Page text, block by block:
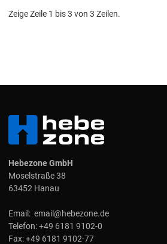
Zeige Zeile 1 bis 3 von 3 Zeilen.
Hebezone GmbH
Moselstraße 38
63452 Hanau
Email: email@hebezone.de
Telefon:+49 6181 9102-0
Fax:+49 6181 9102-77